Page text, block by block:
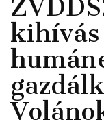
kihívás